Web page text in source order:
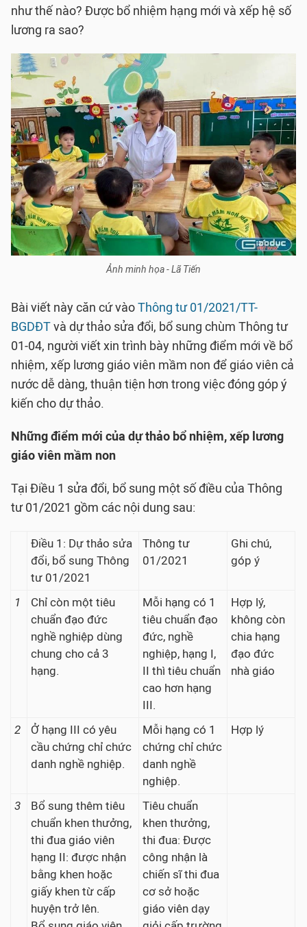
như thế nào? Được bổ nhiệm hạng mới và xếp hệ số
lương ra sao?
Ảnh minh họa - Lã Tiến
Bài viết này căn cứ vàoThông tư 01/2021/TT-
BGDĐTvà dự thảo sửa đổi, bổ sung chùm Thông tư
01-04, người viết xin trình bày những điểm mới về bổ
nhiệm, xếp lương giáo viên mầm non để giáo viên cả
nước dễ dàng, thuận tiện hơn trong việc đóng góp ý
kiến cho dự thảo.
Những điểm mới của dự thảo bổ nhiệm, xếp lương
giáo viên mầm non
Tại Điều 1 sửa đổi, bổ sung một số điều của Thông
tư 01/2021 gồm các nội dung sau:
Điều 1: Dự thảo sửa
đổi, bổ sung Thông
tư 01/2021
Thông tư
01/2021
Ghi chú,
góp ý
1
Chỉ còn một tiêu
chuẩn đạo đức
nghề nghiệp dùng
chung cho cả 3
hạng.
Mỗi hạng có 1
tiêu chuẩn đạo
đức, nghề
nghiệp, hạng I,
II thì tiêu chuẩn
cao hơn hạng
III.
Hợp lý,
không còn
chia hạng
đạo đức
nhà giáo
2
Ở hạng III có yêu
cầu chứng chỉ chức
danh nghề nghiệp.
Mỗi hạng có 1
chứng chỉ chức
danh nghề
nghiệp.
Hợp lý
3
Bổ sung thêm tiêu
chuẩn khen thưởng,
thi đua giáo viên
hạng II: được nhận
bằng khen hoặc
giấy khen từ cấp
huyện trở lên.
Tiêu chuẩn
khen thưởng,
thi đua: Được
công nhận là
chiến sĩ thi đua
cơ sở hoặc
giáo viên dạy